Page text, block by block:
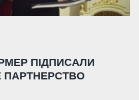
ПІДПИСАЛИ
ПАРТНЕРСТВО